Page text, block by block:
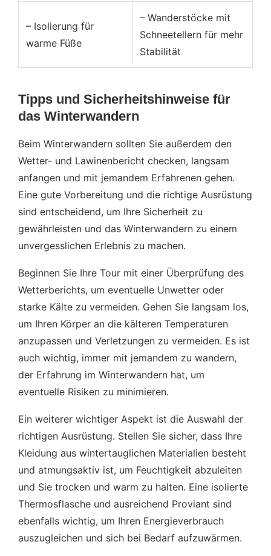
– Isolierung für
warme Füße
– Wanderstöcke mit
Schneetellern für mehr
Stabilität
Tipps und Sicherheitshinweise für
das Winterwandern
Beim Winterwandern sollten Sie außerdem den
Wetter- und Lawinenbericht checken, langsam
anfangen und mit jemandem Erfahrenen gehen.
Eine gute Vorbereitung und die richtige Ausrüstung
sind entscheidend, um Ihre Sicherheit zu
gewährleisten und das Winterwandern zu einem
unvergesslichen Erlebnis zu machen.
Beginnen Sie Ihre Tour mit einer Überprüfung des
Wetterberichts, um eventuelle Unwetter oder
starke Kälte zu vermeiden. Gehen Sie langsam los,
um Ihren Körper an die kälteren Temperaturen
anzupassen und Verletzungen zu vermeiden. Es ist
auch wichtig, immer mit jemandem zu wandern,
der Erfahrung im Winterwandern hat, um
eventuelle Risiken zu minimieren.
Ein weiterer wichtiger Aspekt ist die Auswahl der
richtigen Ausrüstung. Stellen Sie sicher, dass Ihre
Kleidung aus wintertauglichen Materialien besteht
und atmungsaktiv ist, um Feuchtigkeit abzuleiten
und Sie trocken und warm zu halten. Eine isolierte
Thermosflasche und ausreichend Proviant sind
ebenfalls wichtig, um Ihren Energieverbrauch
auszugleichen und sich bei Bedarf aufzuwärmen.